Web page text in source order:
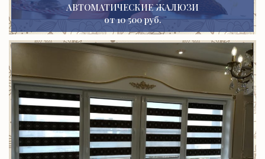
АВТОМАТИЧЕСКИЕ ЖАЛЮЗИ
от 10 500 руб.